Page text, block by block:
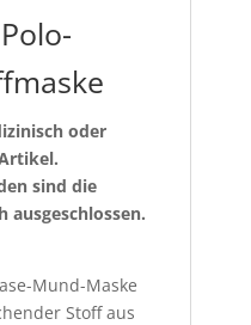
oder
sind die
ausgeschlossen.
Mund-Maske
Stoff aus